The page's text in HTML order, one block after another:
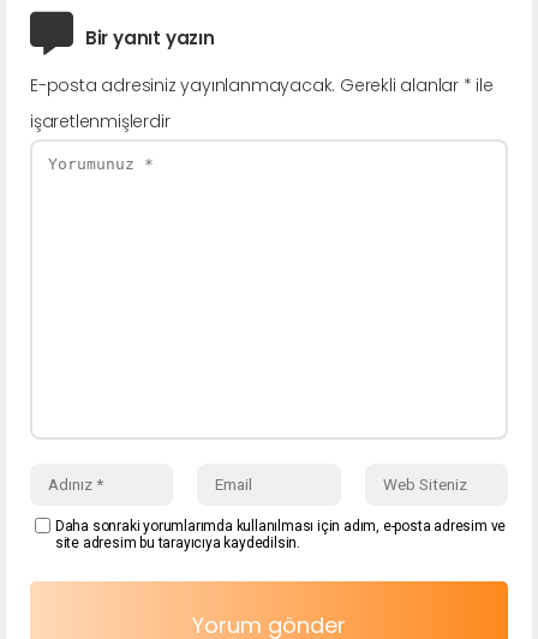
Bir yanıt yazın
E-posta adresiniz yayınlanmayacak. Gerekli alanlar * ile
işaretlenmişlerdir
Daha sonraki yorumlarımda kullanılması için adım, e-posta adresim ve
site adresim bu tarayıcıya kaydedilsin.